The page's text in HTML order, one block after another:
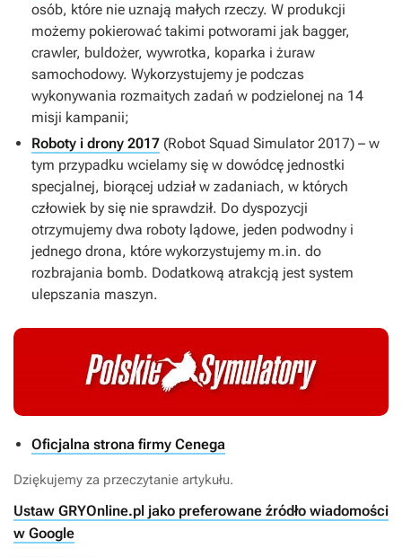
osób, które nie uznają małych rzeczy. W produkcji
możemy pokierować takimi potworami jak bagger,
crawler, buldożer, wywrotka, koparka i żuraw
samochodowy. Wykorzystujemy je podczas
wykonywania rozmaitych zadań w podzielonej na 14
misji kampanii;
Roboty i drony 2017 (Robot Squad Simulator 2017) – w
tym przypadku wcielamy się w dowódcę jednostki
specjalnej, biorącej udział w zadaniach, w których
człowiek by się nie sprawdził. Do dyspozycji
otrzymujemy dwa roboty lądowe, jeden podwodny i
jednego drona, które wykorzystujemy m.in. do
rozbrajania bomb. Dodatkową atrakcją jest system
ulepszania maszyn.
Oficjalna strona firmy Cenega
Dziękujemy za przeczytanie artykułu.
Ustaw GRYOnline.pl jako preferowane źródło wiadomości
w Google